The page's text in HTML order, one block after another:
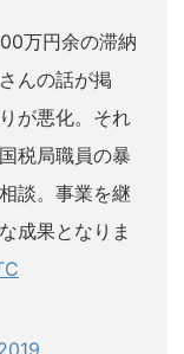
万円余の滞納
んの話が掲
が悪化。それ
税局職員の暴
談。事業を継
成果となりま